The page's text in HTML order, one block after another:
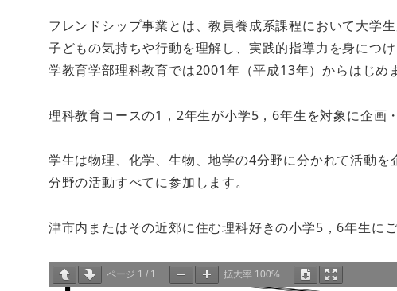
フレンドシップ事業とは、教員養成系課程において大学
子どもの気持ちや行動を理解し、実践的指導力を身につ
学教育学部理科教育では2001年（平成13年）からはじめ
理科教育コースの1，2年生が小学5，6年生を対象に企画
学生は物理、化学、生物、地学の4分野に分かれて活動
分野の活動すべてに参加します。
津市内またはその近郊に住む理科好きの小学5，6年生にご
ページ 1 / 1 拡大率 100%